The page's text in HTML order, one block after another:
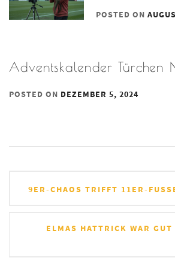
POSTED ON
Adventskalender Türchen
POSTED ON DEZEMBER 5, 2024
Navigation
9ER-CHAOS TRIFFT 11ER-
ELMAS HATTRICK WAR